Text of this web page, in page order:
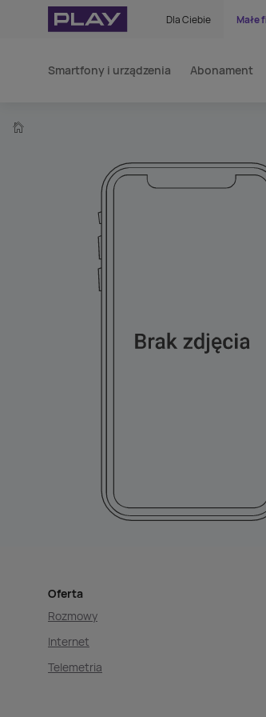
Dla Ciebie Małe
Smartfony i urządzenia Abonament
Oferta
Rozmowy
Internet
Telemetria